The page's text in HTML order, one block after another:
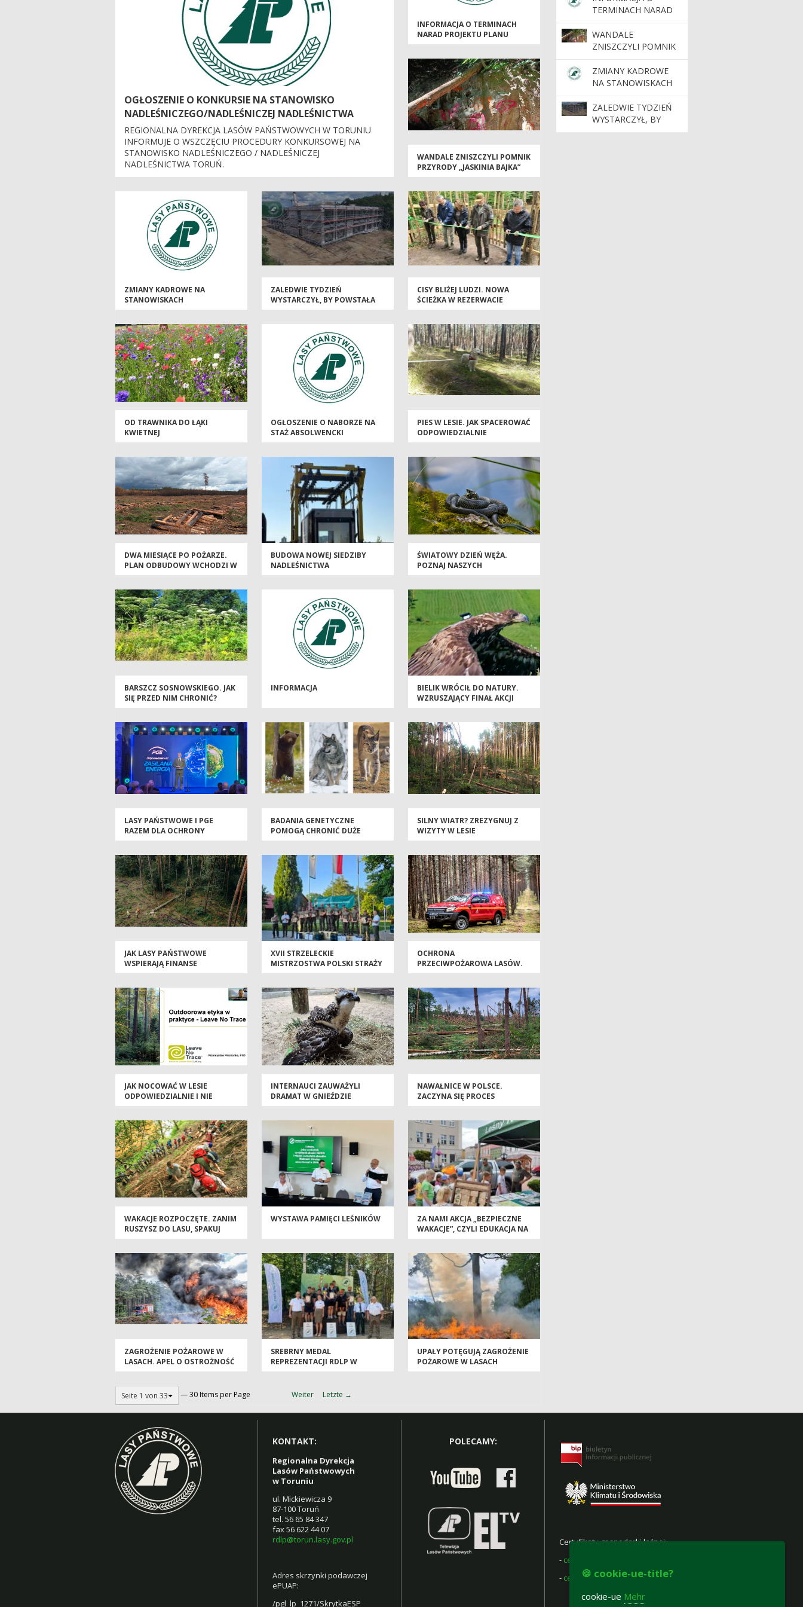
OGŁOSZENIE O KONKURSIE NA STANOWISKO
NADLEŚNICZEGO/NADLEŚNICZEJ NADLEŚNICTWA
TORUŃ
REGIONALNA DYREKCJA LASÓW PAŃSTWOWYCH W TORUNIU
INFORMUJE O WSZCZĘCIU PROCEDURY KONKURSOWEJ NA
STANOWISKO NADLEŚNICZEGO / NADLEŚNICZEJ
NADLEŚNICTWA TORUŃ.
INFORMACJA O TERMINACH
NARAD PROJEKTU PLANU
WANDALE ZNISZCZYLI POMNIK
PRZYRODY „JASKINIA BAJKA”
ZMIANY KADROWE NA
STANOWISKACH
KIEROWNICZYCH
ZALEDWIE TYDZIEŃ
WYSTARCZYŁ, BY POWSTAŁA
BRYŁA NOWEJ SIEDZIBY
DOBRZEJEWICE
CISY BLIŻEJ LUDZI. NOWA
ŚCIEŻKA W REZERWACIE
JELENIA GÓRA
OD TRAWNIKA DO ŁĄKI
KWIETNEJ
OGŁOSZENIE O NABORZE NA
STAŻ ABSOLWENCKI
PIES W LESIE. JAK SPACEROWAĆ
ODPOWIEDZIALNIE
DWA MIESIĄCE PO POŻARZE.
PLAN ODBUDOWY WCHODZI W
KOLEJNY ETAP
BUDOWA NOWEJ SIEDZIBY
NADLEŚNICTWA
DOBRZEJEWICE WKRACZA W
ŚWIATOWY DZIEŃ WĘŻA.
POZNAJ NASZYCH
PEŁZAJĄCYCH SĄSIADÓW
BARSZCZ SOSNOWSKIEGO. JAK
SIĘ PRZED NIM CHRONIĆ?
INFORMACJA
BIELIK WRÓCIŁ DO NATURY.
WZRUSZAJĄCY FINAŁ AKCJI
RATUNKOWEJ LEŚNIKÓW
LASY PAŃSTWOWE I PGE
RAZEM DLA OCHRONY
PRZYRODY
BADANIA GENETYCZNE
POMOGĄ CHRONIĆ DUŻE
DRAPIEŻNIKI
SILNY WIATR? ZREZYGNUJ Z
WIZYTY W LESIE
JAK LASY PAŃSTWOWE
WSPIERAJĄ FINANSE
PUBLICZNE?
XVII STRZELECKIE
MISTRZOSTWA POLSKI STRAŻY
LEŚNEJ – TRZY DNI WIEDZY,
RYWALIZACJI
OCHRONA
PRZECIWPOŻAROWA LASÓW.
LASY PAŃSTWOWE INWESTUJĄ
PATROLOWO-GAŚNICZE
JAK NOCOWAĆ W LESIE
ODPOWIEDZIALNIE I NIE
ZOSTAWIAĆ PO SOBIE ŚLADU?
INTERNAUCI ZAUWAŻYLI
DRAMAT W GNIEŹDZIE
RYBOŁOWÓW. BŁYSKAWICZNA
URATOWAŁA MŁODEGO PTAKA
NAWAŁNICE W POLSCE.
ZACZYNA SIĘ PROCES
USUWANIA SZKÓD
WAKACJE ROZPOCZĘTE. ZANIM
RUSZYSZ DO LASU, SPAKUJ
TAKŻE ZDROWY ROZSĄDEK
WYSTAWA PAMIĘCI LEŚNIKÓW
ZA NAMI AKCJA „BEZPIECZNE
WAKACJE”, CZYLI EDUKACJA NA
TUCHOLSKIM RYNKU
ZAGROŻENIE POŻAROWE W
LASACH. APEL O OSTROŻNOŚĆ
SREBRNY MEDAL
REPREZENTACJI RDLP W
TORUNIU PODCZAS
STRZELANIACH MYŚLIWSKICH
UPAŁY POTĘGUJĄ ZAGROŻENIE
POŻAROWE W LASACH
Seite 1 von 33 — 30 Items per Page Weiter Letzte →
NADLEŚNICTWA
TORUŃ
TERMINACH NARAD
PROJEKTU PLANU
WANDALE
ZNISZCZYLI POMNIK
PRZYRODY „JASKINIA
BAJKA”
ZMIANY KADROWE
NA STANOWISKACH
KIEROWNICZYCH
ZALEDWIE TYDZIEŃ
WYSTARCZYŁ, BY
POWSTAŁA BRYŁA
KONTAKT:
Regionalna Dyrekcja
Lasów Państwowych
w Toruniu
ul. Mickiewicza 9
87-100 Toruń
tel. 56 65 84 347
fax 56 622 44 07
rdlp@torun.lasy.gov.pl
Adres skrzynki podawczej
ePUAP:
/pgl_lp_1271/SkrytkaESP
POLECAMY:
Certyfikaty gospodarki leśnej:
- certyfikat FSC®
- certyfikat PEFC
🍪 cookie-ue-title?
cookie-ue Mehr